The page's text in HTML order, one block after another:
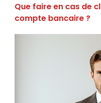
Que faire en cas de
compte bancaire ?